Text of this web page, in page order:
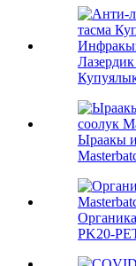
Ыраакы
PK20-